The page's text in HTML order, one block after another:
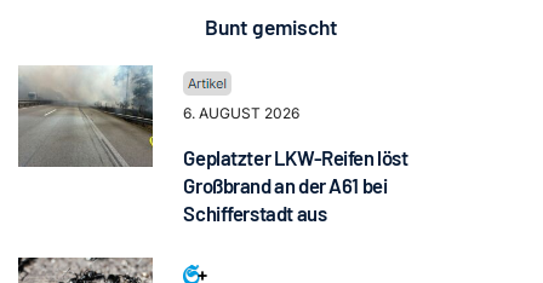
Bunt gemischt
6. AUGUST 2026
Geplatzter LKW-Reifen löst
Großbrand an der A61 bei
Schifferstadt aus